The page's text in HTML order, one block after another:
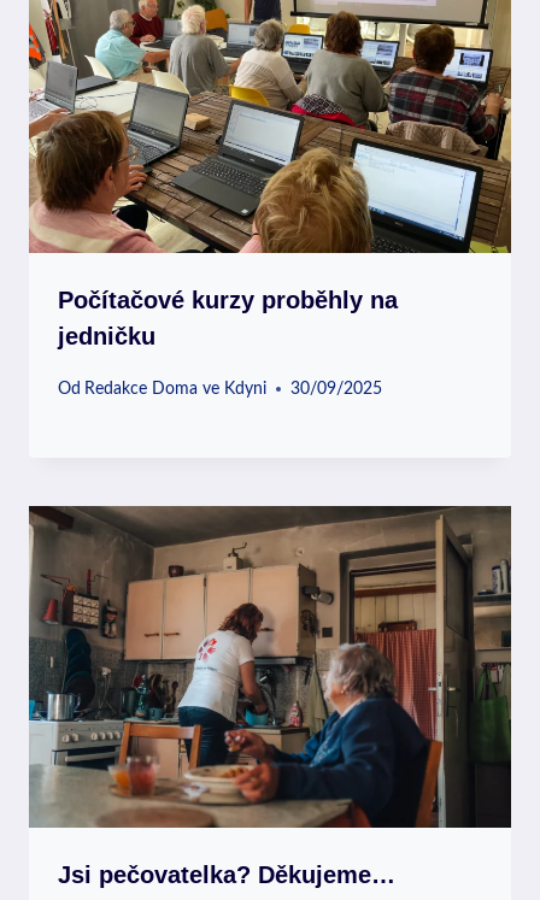
Počítačové kurzy proběhly na
jedničku
Od Redakce Doma ve Kdyni 30/09/2025
Jsi pečovatelka? Děkujeme…